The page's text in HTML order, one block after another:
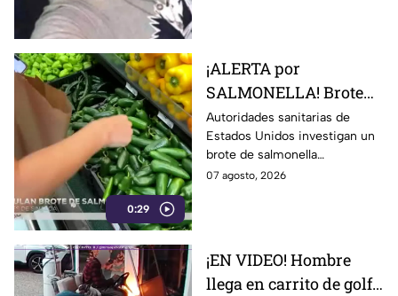
0:29
¡ALERTA por
SALMONELLA! Brote
ligado a CHILES
jalapeños ya afecta a 27
estados
Autoridades sanitarias de
Estados Unidos investigan un
brote de salmonella
relacionado con chiles
07 agosto, 2026
¡EN VIDEO! Hombre
llega en carrito de golf